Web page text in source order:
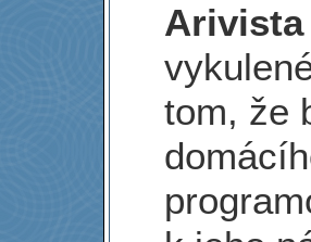
Arivista
tom, že